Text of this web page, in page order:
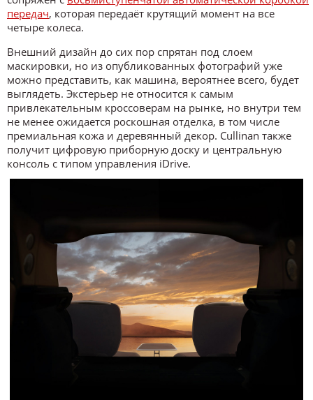
передач, которая передаёт крутящий момент на все
четыре колеса.
Внешний дизайн до сих пор спрятан под слоем
маскировки, но из опубликованных фотографий уже
можно представить, как машина, вероятнее всего, будет
выглядеть. Экстерьер не относится к самым
привлекательным кроссоверам на рынке, но внутри тем
не менее ожидается роскошная отделка, в том числе
премиальная кожа и деревянный декор. Cullinan также
получит цифровую приборную доску и центральную
консоль с типом управления iDrive.